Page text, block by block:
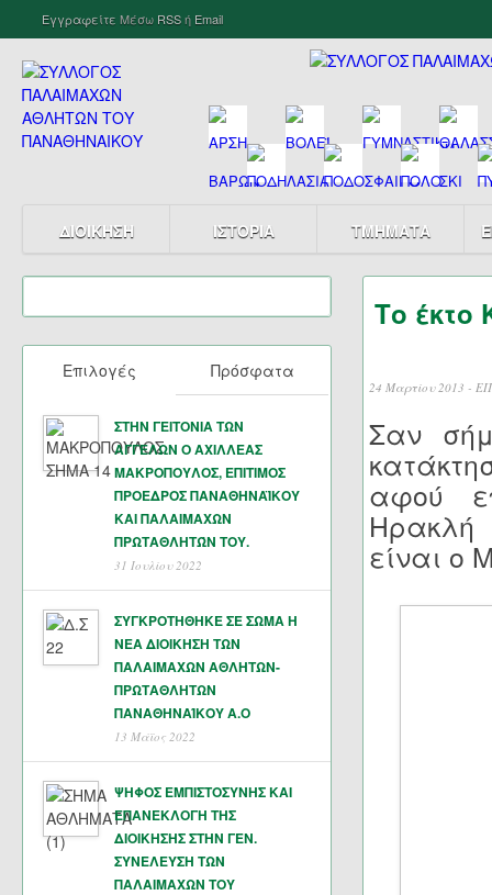
Εγγραφείτε Μέσω RSSή Email
ΔΙΟΙΚΗΣΗ ΙΣΤΟΡΙΑ ΤΜΗΜΑΤΑ
Επιλογές Πρόσφατα
ΣΤΗΝ ΓΕΙΤΟΝΙΑ ΤΩΝ
ΑΓΓΕΛΩΝ Ο ΑΧΙΛΛΕΑΣ
ΜΑΚΡΟΠΟΥΛΟΣ, ΕΠΙΤΙΜΟΣ
ΠΡΟΕΔΡΟΣ ΠΑΝΑΘΗΝΑΪΚΟΥ
ΚΑΙ ΠΑΛΑΙΜΑΧΩΝ
ΠΡΩΤΑΘΛΗΤΏΝ ΤΟΥ.
31 Ιουλίου 2022
ΣΥΓΚΡΟΤΗΘΗΚΕ ΣΕ ΣΩΜΑ Η
ΝΕΑ ΔΙΟΙΚΗΣΗ ΤΩΝ
ΠΑΛΑΙΜΑΧΩΝ ΑΘΛΗΤΩΝ-
ΠΡΩΤΑΘΛΗΤΩΝ
ΠΑΝΑΘΗΝΑΊΚΟΥ Α.Ο
13 Μάϊος 2022
ΨΗΦΟΣ ΕΜΠΙΣΤΟΣΥΝΗΣ ΚΑΙ
ΕΠΑΝΕΚΛΟΓΗ ΤΗΣ
ΔΙΟΙΚΗΣΗΣ ΣΤΗΝ ΓΕΝ.
ΣΥΝΕΛΕΥΣΗ ΤΩΝ
ΠΑΛΑΙΜΑΧΩΝ ΤΟΥ
Το έκτο
24 Μαρτίου 2013 -
Σαν
αφού
Ηρακλή
είναι ο